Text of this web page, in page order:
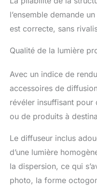
l’ensemble demande
est correcte, sans
Qualité de la lumière
Avec un indice de
accessoires de
révéler insuffisant
ou de produits à
Le diffuseur inclus
d’une lumière
la dispersion, ce qui
photo, la forme